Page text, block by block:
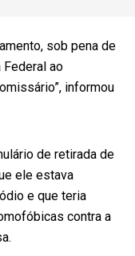
sob pena de
ao
informou
de retirada de
ele estava
e que teria
contra a